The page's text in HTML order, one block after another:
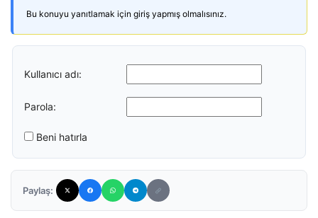
Bu konuyu yanıtlamak için giriş yapmış olmalısınız.
Kullanıcı adı:
Parola:
Beni hatırla
Paylaş: